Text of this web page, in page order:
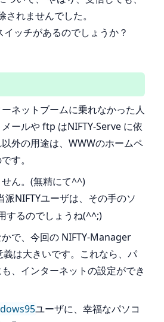
れませんでした。
イッチがあるのでしょうか？
ネットブームに乗れなかった人
ールや ftp はNIFTY-Serve に依
外の用途は、WWWのホームペ
す。
ん。(無精にて^^)
派NIFTYユーザは、その手のソ
するのでしょうね(^^;)
で、今回の NIFTY-Manager
は大きいです。これなら、パ
、インターネットの設定ができ
ユーザに、幸福なパソコ